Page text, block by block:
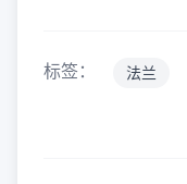
标签： 法兰